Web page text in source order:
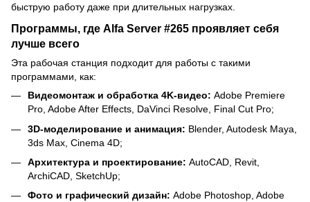
быструю работу даже при длительных нагрузках.
Программы, где Alfa Server #265 проявляет себя
лучше всего
Эта рабочая станция подходит для работы с такими
программами, как:
Видеомонтаж и обработка 4K-видео: Adobe Premiere
Pro, Adobe After Effects, DaVinci Resolve, Final Cut Pro;
3D-моделирование и анимация: Blender, Autodesk Maya,
3ds Max, Cinema 4D;
Архитектура и проектирование: AutoCAD, Revit,
ArchiCAD, SketchUp;
Фото и графический дизайн: Adobe Photoshop, Adobe